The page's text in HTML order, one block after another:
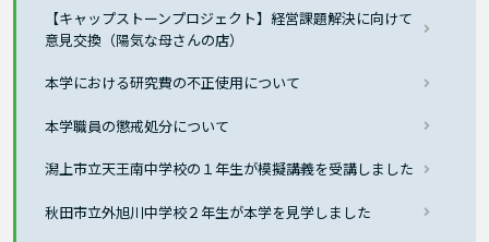
【キャップストーンプロジェクト】経営課題解決に向けて
意見交換（陽気な母さんの店）
本学における研究費の不正使用について
本学職員の懲戒処分について
潟上市立天王南中学校の１年生が模擬講義を受講しました
秋田市立外旭川中学校２年生が本学を見学しました